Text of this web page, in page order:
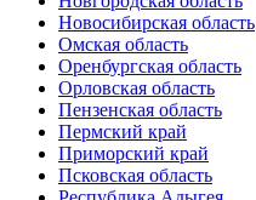
Новосибирская область
Омская область
Оренбургская область
Орловская область
Пензенская область
Пермский край
Приморский край
Псковская область